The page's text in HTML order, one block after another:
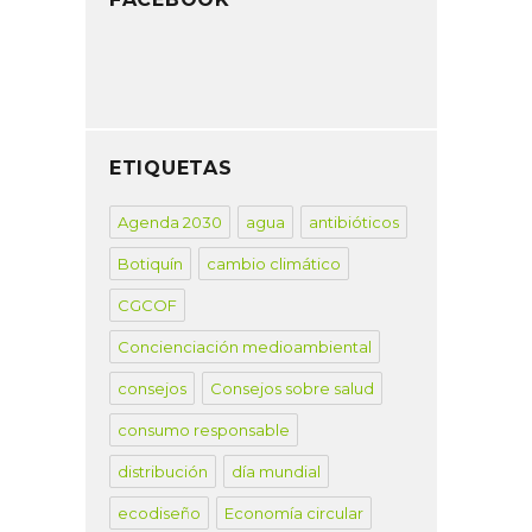
ETIQUETAS
Agenda 2030 agua antibióticos
Botiquín cambio climático
CGCOF
Concienciación medioambiental
consejos Consejos sobre salud
consumo responsable
distribución día mundial
ecodiseño Economía circular